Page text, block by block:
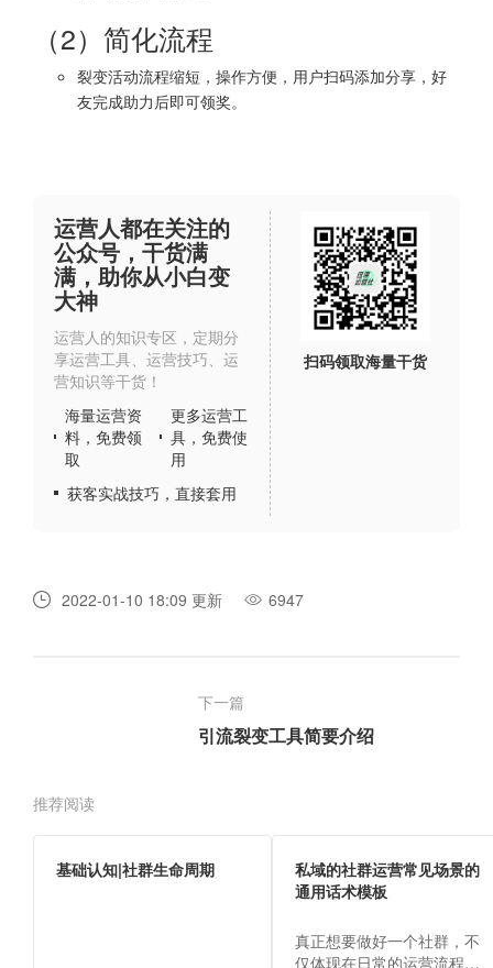
（2）简化流程
裂变活动流程缩短，操作方便，用户扫码添加分享，好
友完成助力后即可领奖。
运营人都在关注的
公众号，干货满
满，助你从小白变
大神
运营人的知识专区，定期分
享运营工具、运营技巧、运
营知识等干货！
海量运营资
料，免费领
取
更多运营工
具，免费使
用
获客实战技巧，直接套用
扫码领取海量干货
2022-01-10 18:09 更新 6947
下一篇
引流裂变工具简要介绍
推荐阅读
基础认知|社群生命周期
私域的社群运营常见场景的
通用话术模板
真正想要做好一个社群，不
仅体现在日常的运营流程